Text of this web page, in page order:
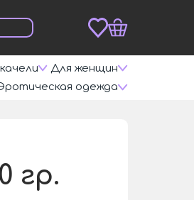
Для женщин
одежда
гр.